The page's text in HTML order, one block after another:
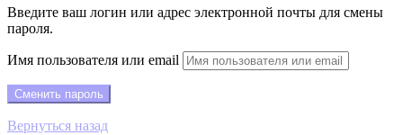
Введите ваш логин или адрес электронной почты для смены
пароля.
Имя пользователя или email
Вернуться назад